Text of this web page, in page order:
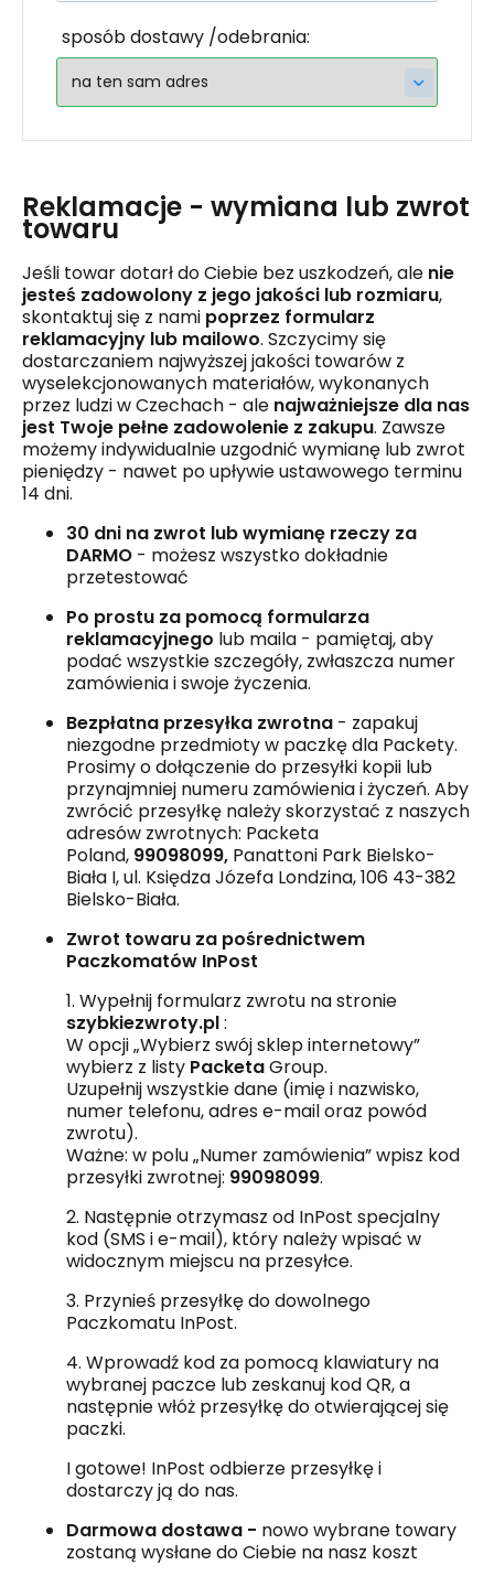
sposób dostawy /odebrania:
Reklamacje - wymiana lub zwrot
towaru
Jeśli towar dotarł do Ciebie bez uszkodzeń, ale nie
jesteś zadowolony z jego jakości lub rozmiaru,
skontaktuj się z nami poprzez formularz
reklamacyjny lub mailowo. Szczycimy się
dostarczaniem najwyższej jakości towarów z
wyselekcjonowanych materiałów, wykonanych
przez ludzi w Czechach - ale najważniejsze dla nas
jest Twoje pełne zadowolenie z zakupu. Zawsze
możemy indywidualnie uzgodnić wymianę lub zwrot
pieniędzy - nawet po upływie ustawowego terminu
14 dni.
30 dni na zwrot lub wymianę rzeczy za
DARMO - możesz wszystko dokładnie
przetestować
Po prostu za pomocą formularza
reklamacyjnego lub maila - pamiętaj, aby
podać wszystkie szczegóły, zwłaszcza numer
zamówienia i swoje życzenia.
Bezpłatna przesyłka zwrotna - zapakuj
niezgodne przedmioty w paczkę dla Packety.
Prosimy o dołączenie do przesyłki kopii lub
przynajmniej numeru zamówienia i życzeń. Aby
zwrócić przesyłkę należy skorzystać z naszych
adresów zwrotnych: Packeta
Poland, 99098099, Panattoni Park Bielsko-
Biała I, ul. Księdza Józefa Londzina, 106 43-382
Bielsko-Biała.
Zwrot towaru za pośrednictwem
Paczkomatów InPost
1. Wypełnij formularz zwrotu na stronie
szybkiezwroty.pl:
W opcji „Wybierz swój sklep internetowy”
wybierz z listy PacketaGroup.
Uzupełnij wszystkie dane (imię i nazwisko,
numer telefonu, adres e-mail oraz powód
zwrotu).
Ważne: w polu „Numer zamówienia” wpisz kod
przesyłki zwrotnej: 99098099.
2. Następnie otrzymasz od InPost specjalny
kod (SMS i e-mail), który należy wpisać w
widocznym miejscu na przesyłce.
3. Przynieś przesyłkę do dowolnego
Paczkomatu InPost.
4. Wprowadź kod za pomocą klawiatury na
wybranej paczce lub zeskanuj kod QR, a
następnie włóż przesyłkę do otwierającej się
paczki.
I gotowe! InPost odbierze przesyłkę i
dostarczy ją do nas.
Darmowa dostawa - nowo wybrane towary
zostaną wysłane do Ciebie na nasz koszt